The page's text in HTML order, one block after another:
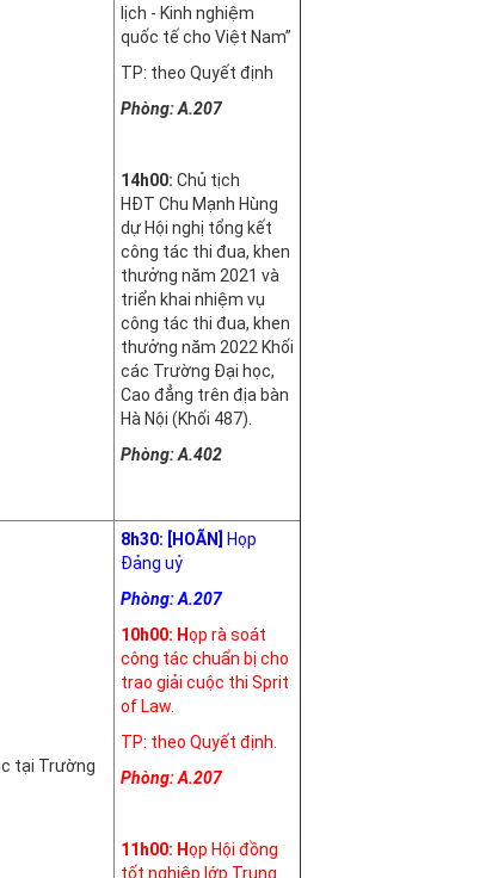
lịch - Kinh nghiệm
quốc tế cho Việt Nam”
TP: theo Quyết định
Phòng: A.207
14h00: Chủ tịch
HĐT Chu Mạnh Hùng
dự Hội nghị tổng kết
công tác thi đua, khen
thưởng năm 2021 và
triển khai nhiệm vụ
công tác thi đua, khen
thưởng năm 2022 Khối
các Trường Đại học,
Cao đẳng trên địa bàn
Hà Nội (Khối 487).
Phòng: A.402
tại Trường
8h30: [HOÃN]
Họp
Đảng uỷ
Phòng: A.207
10h00: Họp rà soát
công tác chuẩn bị cho
trao giải cuộc thi Sprit
of Law.
TP: theo Quyết định.
Phòng: A.207
11h00: Họp Hội đồng
tốt nghiệp lớp Trung